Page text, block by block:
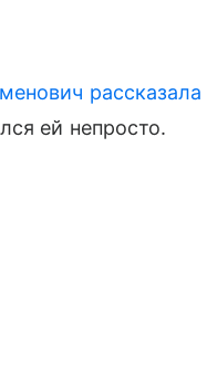
рассказала
ей непросто.